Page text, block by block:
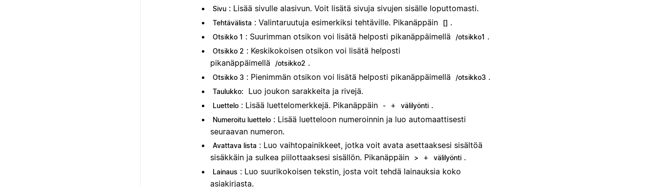
Sivu : Lisää sivulle alasivun. Voit lisätä sivuja sivujen sisälle loputtomasti.
Tehtävälista : Valintaruutuja esimerkiksi tehtäville. Pikanäppäin [] .
Otsikko 1 : Suurimman otsikon voi lisätä helposti pikanäppäimellä /otsikko1 .
Otsikko 2 : Keskikokoisen otsikon voi lisätä helposti
pikanäppäimellä
/otsikko2 .
Otsikko 3 : Pienimmän otsikon voi lisätä helposti pikanäppäimellä /otsikko3 .
Taulukko: Luo joukon sarakkeita ja rivejä.
Luettelo : Lisää luettelomerkkejä. Pikanäppäin - + välilyönti .
Numeroitu luettelo : Lisää luetteloon numeroinnin ja luo automaattisesti
seuraavan numeron.
Avattava lista : Luo vaihtopainikkeet, jotka voit avata asettaaksesi sisältöä
sisäkkäin ja sulkea piilottaaksesi sisällön. Pikanäppäin
> + välilyönti .
Lainaus : Luo suurikokoisen tekstin, josta voit tehdä lainauksia koko
asiakirjasta.